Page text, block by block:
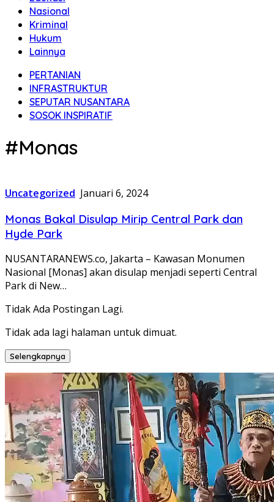
Nasional
Kriminal
Hukum
Lainnya
PERTANIAN
INFRASTRUKTUR
SEPUTAR NUSANTARA
SOSOK INSPIRATIF
#Monas
Uncategorized Januari 6, 2024
Monas Bakal Disulap Mirip Central Park dan
Hyde Park
NUSANTARANEWS.co, Jakarta – Kawasan Monumen
Nasional [Monas] akan disulap menjadi seperti Central
Park di New…
Tidak Ada Postingan Lagi.
Tidak ada lagi halaman untuk dimuat.
Selengkapnya